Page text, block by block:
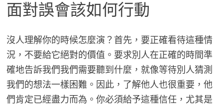
面對誤會該如何行動
沒人理解你的時候怎麼演？首先，要正確看待這種情
況，不要給它絕對的價值。要求別人在正確的時間準
確地告訴我們我們需要聽到什麼，就像等待別人猜測
我們的想法一樣困難。因此，了解他人也很重要，他
們肯定已經盡力而為。你必須給予這種信任，尤其是